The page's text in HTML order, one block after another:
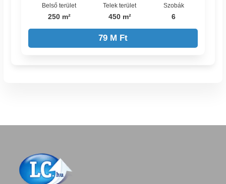
Belső terület
250 m²
Telek terület
450 m²
Szobák
6
79 M Ft